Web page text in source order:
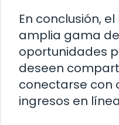
En conclusión,
amplia gama
oportunidades
deseen
conectarse con
ingresos en